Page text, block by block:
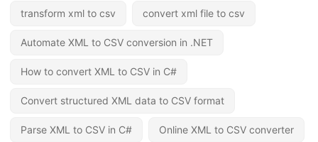
transform xml to csv convert xml file to csv
Automate XML to CSV conversion in .NET
How to convert XML to CSV in C#
Convert structured XML data to CSV format
Parse XML to CSV in C# Online XML to CSV converter